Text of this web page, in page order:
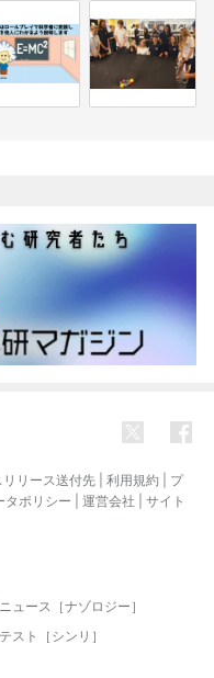
リリース送付先 利用規約
プ
タポリシー 運営会社
サイト
ュース［ナゾロジー］
スト［シンリ］